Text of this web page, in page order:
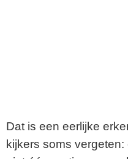
Dat is een eerlijke
kijkers soms